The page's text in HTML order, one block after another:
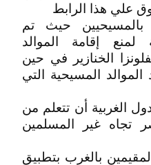
علي هذا الرابط
بالمسيحيين حيث تم
لمنع إقامة الموالد
الخنازير في حين
المسيحية التي
الغربية أن تتعلم من
تجاه غير المسلمين
بالغرب بتطبيق